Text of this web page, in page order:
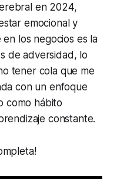
en 2024,
emocional y
los negocios es la
de adversidad, lo
tener cola que me
con un enfoque
como hábito
constante.